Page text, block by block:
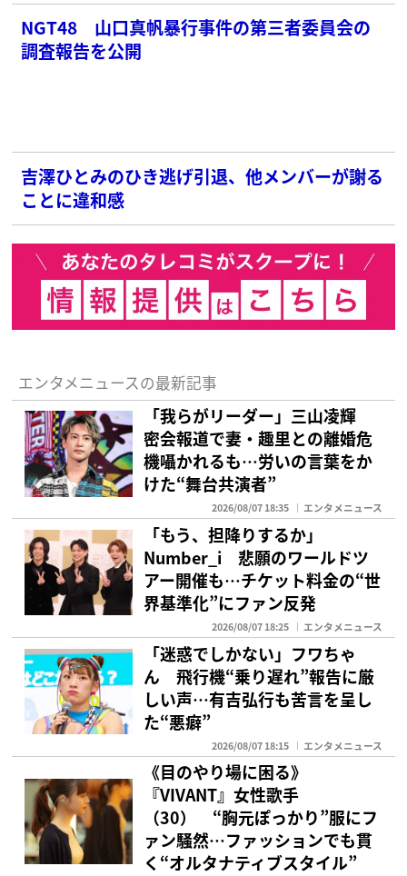
NGT48 山口真帆暴行事件の第三者委員会の
調査報告を公開
吉澤ひとみのひき逃げ引退、他メンバーが謝る
ことに違和感
エンタメニュースの最新記事
「我らがリーダー」三山凌輝
密会報道で妻・趣里との離婚危
機囁かれるも…労いの言葉をか
けた“舞台共演者”
2026/08/07 18:35 エンタメニュース
「もう、担降りするか」
Number_i 悲願のワールドツ
アー開催も…チケット料金の“世
界基準化”にファン反発
2026/08/07 18:25 エンタメニュース
「迷惑でしかない」フワちゃ
ん 飛行機“乗り遅れ”報告に厳
しい声…有吉弘行も苦言を呈し
た“悪癖”
2026/08/07 18:15 エンタメニュース
《目のやり場に困る》
『VIVANT』女性歌手
（30） “胸元ぽっかり”服にフ
ァン騒然…ファッションでも貫
く“オルタナティブスタイル”